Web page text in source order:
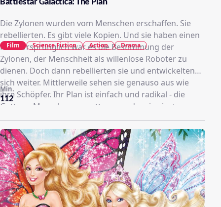
Battlestar Galactica: The Plan
Die Zylonen wurden vom Menschen erschaffen. Sie
rebellierten. Es gibt viele Kopien. Und sie haben einen
Plan. Ursprünglich war es die Bestimmung der
Zylonen, der Menschheit als willenlose Roboter zu
dienen. Doch dann rebellierten sie und entwickelten
sich weiter. Mittlerweile sehen sie genauso aus wie
ihre Schöpfer. Ihr Plan ist einfach und radikal - die
Gattung Mensch auszurotten, von der sie einst
versklavt wurden. Der verheerende Großangriff der
Maschinenwesen hat nur einen Fehler: Es gibt
Überlebende, denen die Flucht in die Tiefen des
Weltraums gelingt. Um ihren Plan doch noch zu
verwirklichen, müssen die Zylonen improvisieren. Zwei
ihrer mächtigsten Anführer gehen getrennte Wege,
um die letzten Menschen aufzuspüren und gnadenlos
auszulöschen.
112
Min.
Film Science Fiction Action Drama